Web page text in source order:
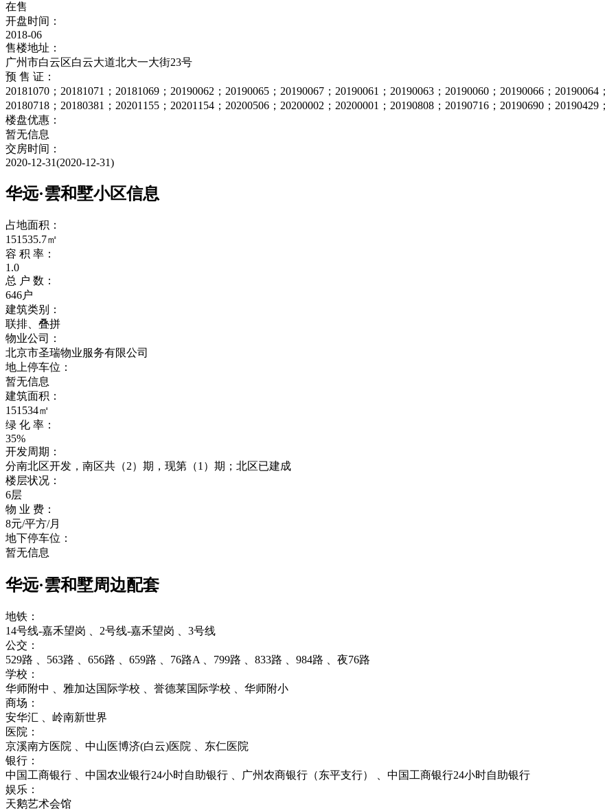
在售
开盘时间：
2018-06
售楼地址：
广州市白云区白云大道北大一大街23号
预 售 证：
20181070；20181071；20181069；20190062；20190065；20190067；20190061；20190063；20190060；20190066；
20180718；20180381；20201155；20201154；20200506；20200002；20200001；20190808；20190716；20190690；20190429
楼盘优惠：
暂无信息
交房时间：
2020-12-31(2020-12-31)
华远·雲和墅小区信息
占地面积：
151535.7㎡
容 积 率：
1.0
总 户 数：
646户
建筑类别：
联排、叠拼
物业公司：
北京市圣瑞物业服务有限公司
地上停车位：
暂无信息
建筑面积：
151534㎡
绿 化 率：
35%
开发周期：
分南北区开发，南区共（2）期，现第（1）期；北区已建成
楼层状况：
6层
物 业 费：
8元/平方/月
地下停车位：
暂无信息
华远·雲和墅周边配套
地铁：
14号线-嘉禾望岗 、2号线-嘉禾望岗 、3号线
公交：
529路 、563路 、656路 、659路 、76路A 、799路 、833路 、984路 、夜76路
学校：
华师附中 、雅加达国际学校 、誉德莱国际学校 、华师附小
商场：
安华汇 、岭南新世界
医院：
京溪南方医院 、中山医博济(白云)医院 、东仁医院
银行：
中国工商银行 、中国农业银行24小时自助银行 、广州农商银行（东平支行） 、中国工商银行24小时自助银行
娱乐：
天鹅艺术会馆